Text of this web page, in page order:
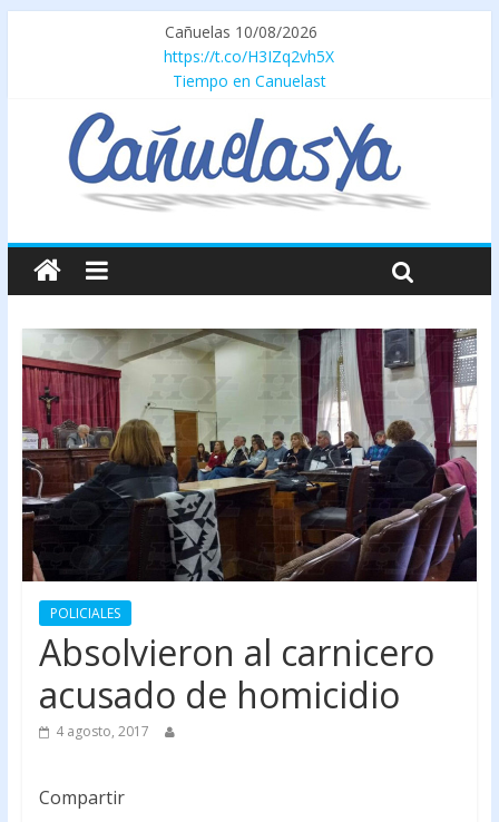
Cañuelas 10/08/2026
https://t.co/H3IZq2vh5X
Tiempo en Canuelast
POLICIALES
Absolvieron al carnicero
acusado de homicidio
4 agosto, 2017
Compartir